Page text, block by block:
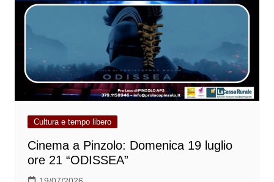
Cultura e tempo libero
Cinema a Pinzolo: Domenica 19 luglio
ore 21 “ODISSEA”